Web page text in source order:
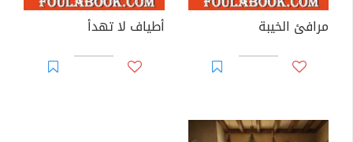
مرافئ الخيبة أطياف لا تهدأ